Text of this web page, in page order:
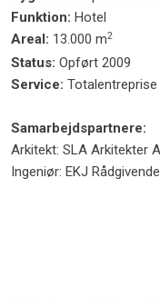
Funktion: Hotel
Areal: 13.000 m2
Status: Opført 2009
Service: Totalentreprise
Samarbejdspartnere:
Arkitekt: SLA Arkitekter
Ingeniør: EKJ